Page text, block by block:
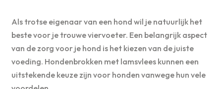
Als trotse eigenaar van een hond wil je natuurlijk het
beste voor je trouwe viervoeter. Een belangrijk aspect
van de zorg voor je hond is het kiezen van de juiste
voeding. Hondenbrokken met lamsvlees kunnen een
uitstekende keuze zijn voor honden vanwege hun vele